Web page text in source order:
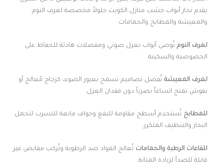
يقدم نجار أبواب خشب منازل الكويت حلولاً مخصصة لغرف النوم
والمعيشة والمطابخ والحمامات.
لغرف النوم تُوصى أبواب بعزل صوتي ومفصلات هادئة للحفاظ على
الخصوصية والسكينة.
لغرف المعيشة تُفضل تصاميم تسمح بعبور الضوء، كزجاج مُعالج أو
نقوش تمنح اتساعاً بصرياً دون فقدان العزل.
للمطابخ تُستخدم أسطح مقاومة للبقع وحواف مانعة للتسرب لتحمل
البخار والتنظيف المتكرر.
للقاعات الرطبة والحمامات تُعالج المواد ضد الرطوبة وتُركب مقابض غير
قابلة للصدأ لزيادة المتانة.